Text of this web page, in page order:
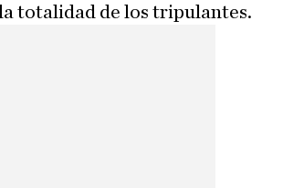
totalidad de los tripulantes.